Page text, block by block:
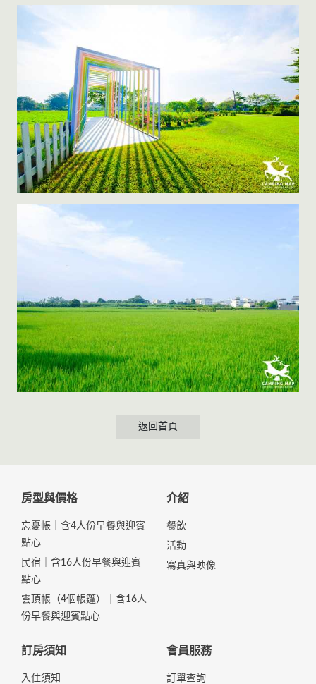
返回首頁
房型與價格
忘憂帳｜含4人份早餐與迎賓
點心
民宿｜含16人份早餐與迎賓
點心
雲頂帳（4個帳篷）｜含16人
份早餐與迎賓點心
介紹
餐飲
活動
寫真與映像
訂房須知
入住須知
會員服務
訂單查詢